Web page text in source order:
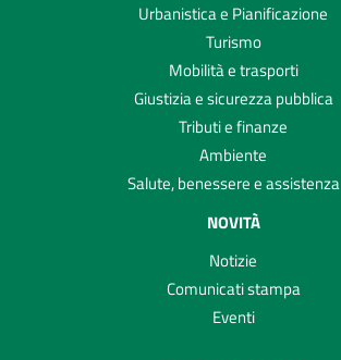
Urbanistica e Pianificazione
Turismo
Mobilità e trasporti
Giustizia e sicurezza pubblica
Tributi e finanze
Ambiente
Salute, benessere e assistenza
NOVITÀ
Notizie
Comunicati stampa
Eventi